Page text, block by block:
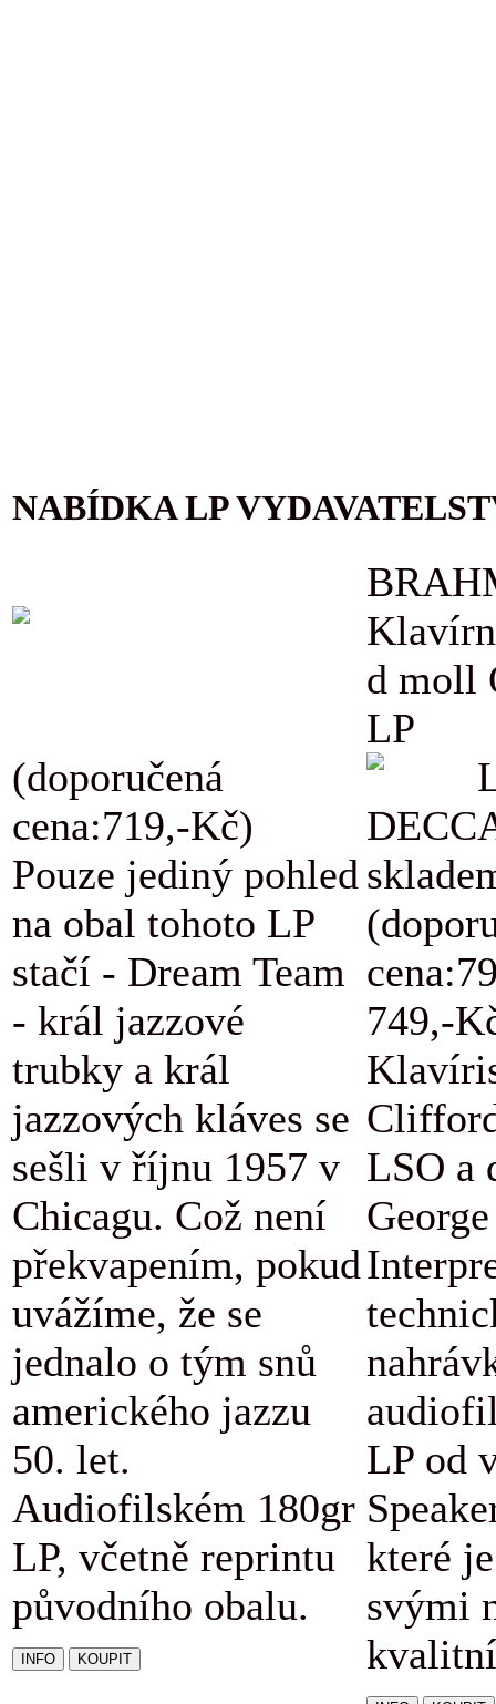
NABÍDKA LP
(doporučená
cena:719,-Kč)
Pouze jediný pohled
na obal tohoto LP
stačí - Dream Team
- král jazzové
trubky a král
jazzových kláves se
sešli v říjnu 1957 v
Chicagu. Což není
překvapením, pokud
uvážíme, že se
jednalo o tým snů
amerického jazzu
50. let.
Audiofilském 180gr
LP, včetně reprintu
původního obalu.
d moll
LP
749,-
LSO a
LP od
které
svými